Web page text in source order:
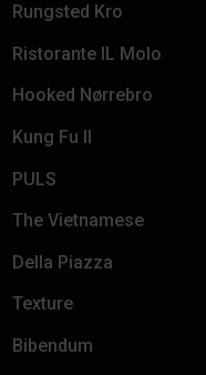
Rungsted Kro
Ristorante IL Molo
Hooked Nørrebro
Kung Fu II
PULS
The Vietnamese
Della Piazza
Texture
Bibendum